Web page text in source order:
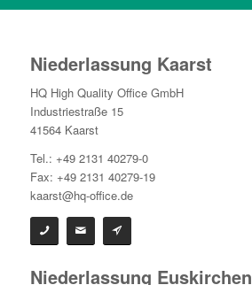
Niederlassung Kaarst
HQ High Quality Office GmbH
Industriestraße 15
41564 Kaarst
Tel.: +49 2131 40279-0
Fax: +49 2131 40279-19
kaarst@hq-office.de
Niederlassung Euskirchen